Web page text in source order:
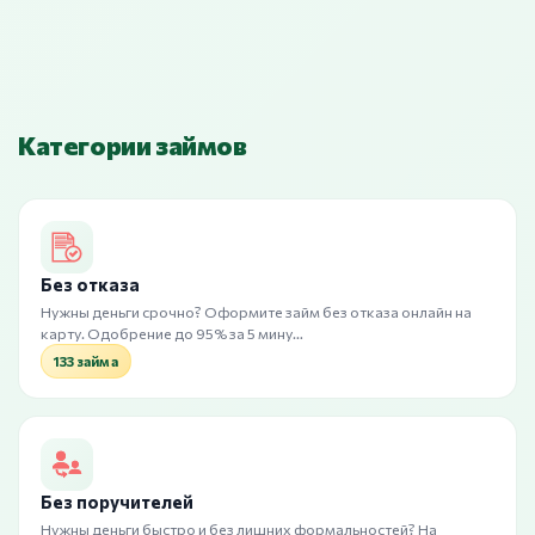
Категории займов
Без отказа
Нужны деньги срочно? Оформите займ без отказа онлайн на
карту. Одобрение до 95% за 5 мину…
133 займа
Без поручителей
Нужны деньги быстро и без лишних формальностей? На